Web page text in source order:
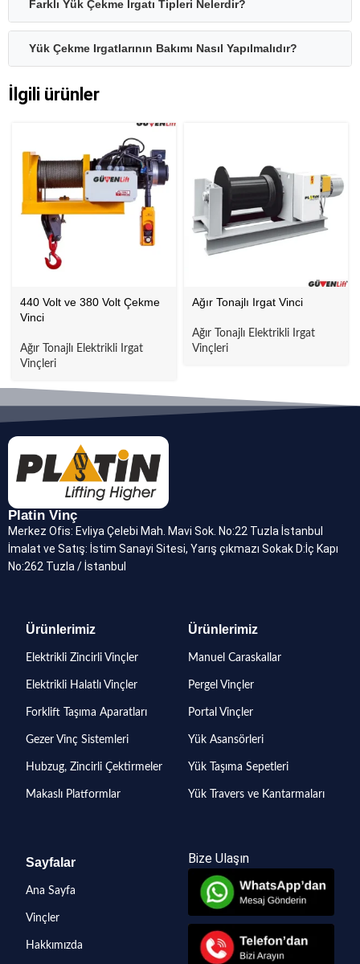
Farklı Yük Çekme Irgatı Tipleri Nelerdir?
Yük Çekme Irgatlarının Bakımı Nasıl Yapılmalıdır?
İlgili ürünler
440 Volt ve 380 Volt Çekme
Vinci
Ağır Tonajlı Elektrikli Irgat
Vinçleri
Ağır Tonajlı Irgat Vinci
Ağır Tonajlı Elektrikli Irgat
Vinçleri
Platin Vinç
Merkez Ofis: Evliya Çelebi Mah. Mavi Sok. No:22 Tuzla İstanbul
İmalat ve Satış: İstim Sanayi Sitesi, Yarış çıkmazı Sokak D:İç Kapı
No:262 Tuzla / İstanbul
Ürünlerimiz
Elektrikli Zincirli Vinçler
Elektrikli Halatlı Vinçler
Forklift Taşıma Aparatları
Gezer Vinç Sistemleri
Hubzug, Zincirli Çektirmeler
Makaslı Platformlar
Ürünlerimiz
Manuel Caraskallar
Pergel Vinçler
Portal Vinçler
Yük Asansörleri
Yük Taşıma Sepetleri
Yük Travers ve Kantarmaları
Sayfalar
Ana Sayfa
Vinçler
Hakkımızda
Bize Ulaşın